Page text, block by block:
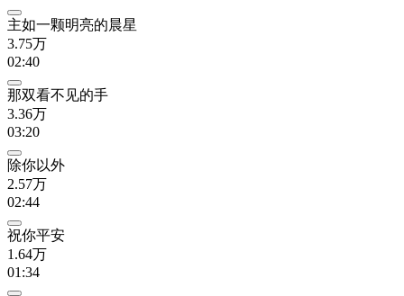
主如一颗明亮的晨星
3.75万
02:40
那双看不见的手
3.36万
03:20
除你以外
2.57万
02:44
祝你平安
1.64万
01:34